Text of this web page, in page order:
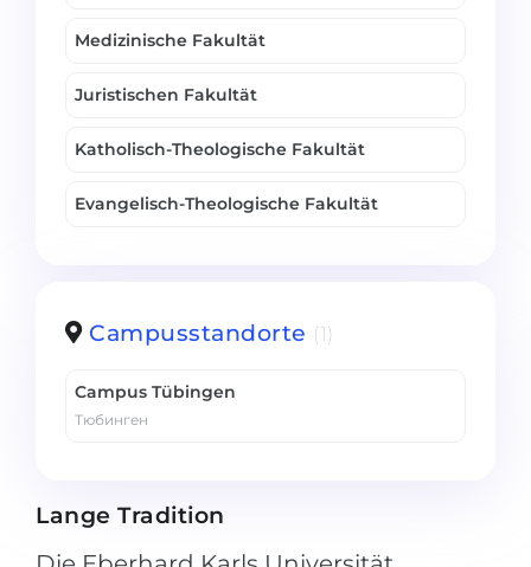
Medizinische Fakultät
Juristischen Fakultät
Katholisch-Theologische Fakultät
Evangelisch-Theologische Fakultät
Campusstandorte (1)
Campus Tübingen
Тюбинген
Lange Tradition